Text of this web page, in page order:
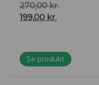
270,00kr.
199,00 kr.
Se produkt